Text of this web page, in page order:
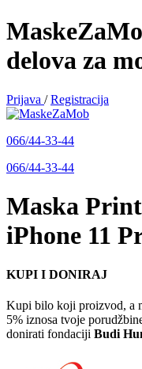
delova za
Prijava / Registracija
066/44-33-44
066/44-33-44
Maska
iPhone 11
KUPI I DONIRAJ
Kupi bilo koji proizvod, a
5% iznosa tvoje
donirati fondaciji Budi